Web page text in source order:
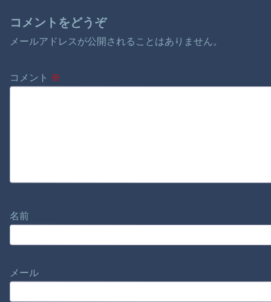
コメントをどうぞ
メールアドレスが公開されることはありません。
コメント ※
名前
メール